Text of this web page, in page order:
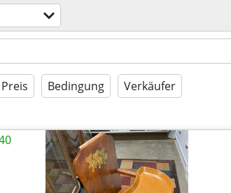
Preis Bedingung Verkäufer